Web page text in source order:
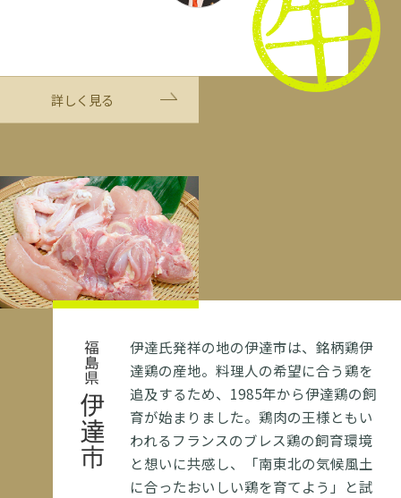
詳しく見る
福島県
伊達市
伊達氏発祥の地の伊達市は、銘柄鶏伊
達鶏の産地。料理人の希望に合う鶏を
追及するため、1985年から伊達鶏の飼
育が始まりました。鶏肉の王様ともい
われるフランスのブレス鶏の飼育環境
と想いに共感し、「南東北の気候風土
に合ったおいしい鶏を育てよう」と試